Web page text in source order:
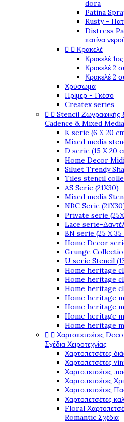
dora
Patina
Rusty -
Distress
πατίνα
  Κρακελέ
Κρακελέ
Κρακελέ 2
Κρακελέ 2
Χρύσωμα
Πρίμερ - Γκέσο
Createx series
  Stencil Ζωγραφικής
Cadence & Mixed Media
K serie (6 X 20
Mixed media
D serie (15 X 20
Home Decor
Siluet Trendy
Tiles stencil
AS Serie (21X30)
Mixed media
NBC Serie
Private serie
Lace serie-
BN serie (25 X 35
Home Decor
Grunge
U serie Stencil
Home heritage
Home heritage
Home heritage
Home heritage
Home heritage
Home heritage
Home heritage
  Χαρτοπετσέτες
Σχέδια Χειροτεχνίας
Χαρτοπετσέτες
Χαρτοπετσέτες
Χαρτοπετσέτες
Χαρτοπετσέτες
Χαρτοπετσέτες
Χαρτοπετσέτες
Floral
Romantic Σχέδια